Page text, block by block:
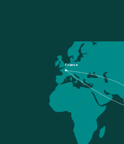
France